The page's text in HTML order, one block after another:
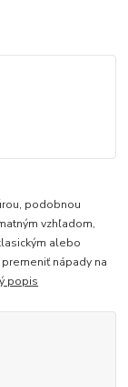
podobnou
vzhľadom,
alebo
nápady na
popis